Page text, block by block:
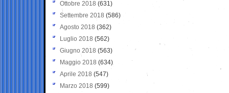
Ottobre 2018 (631)
Settembre 2018 (586)
Agosto 2018 (362)
Luglio 2018 (562)
Giugno 2018 (563)
Maggio 2018 (634)
Aprile 2018 (547)
Marzo 2018 (599)